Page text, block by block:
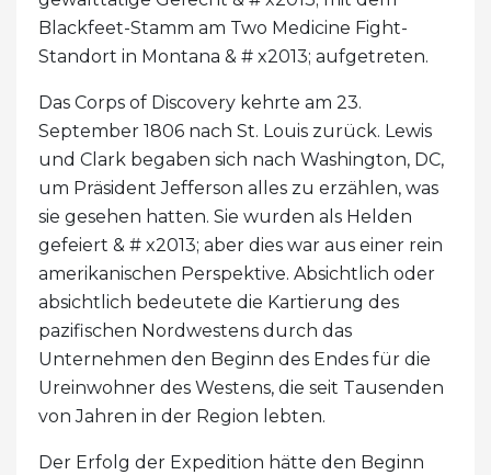
Blackfeet-Stamm am Two Medicine Fight-
Standort in Montana & # x2013; aufgetreten.
Das Corps of Discovery kehrte am 23.
September 1806 nach St. Louis zurück. Lewis
und Clark begaben sich nach Washington, DC,
um Präsident Jefferson alles zu erzählen, was
sie gesehen hatten. Sie wurden als Helden
gefeiert & # x2013; aber dies war aus einer rein
amerikanischen Perspektive. Absichtlich oder
absichtlich bedeutete die Kartierung des
pazifischen Nordwestens durch das
Unternehmen den Beginn des Endes für die
Ureinwohner des Westens, die seit Tausenden
von Jahren in der Region lebten.
Der Erfolg der Expedition hätte den Beginn